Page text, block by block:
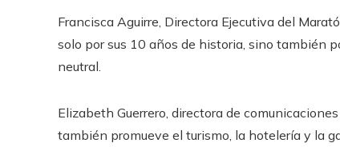
Francisca Aguirre, Directora Ejecutiva del
solo por sus 10 años de historia, sino también
neutral.
Elizabeth Guerrero, directora de
también promueve el turismo, la hotelería y la